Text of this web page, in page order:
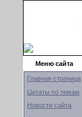
Меню сайта
Главная страница
Цитаты по темам
Новости сайта